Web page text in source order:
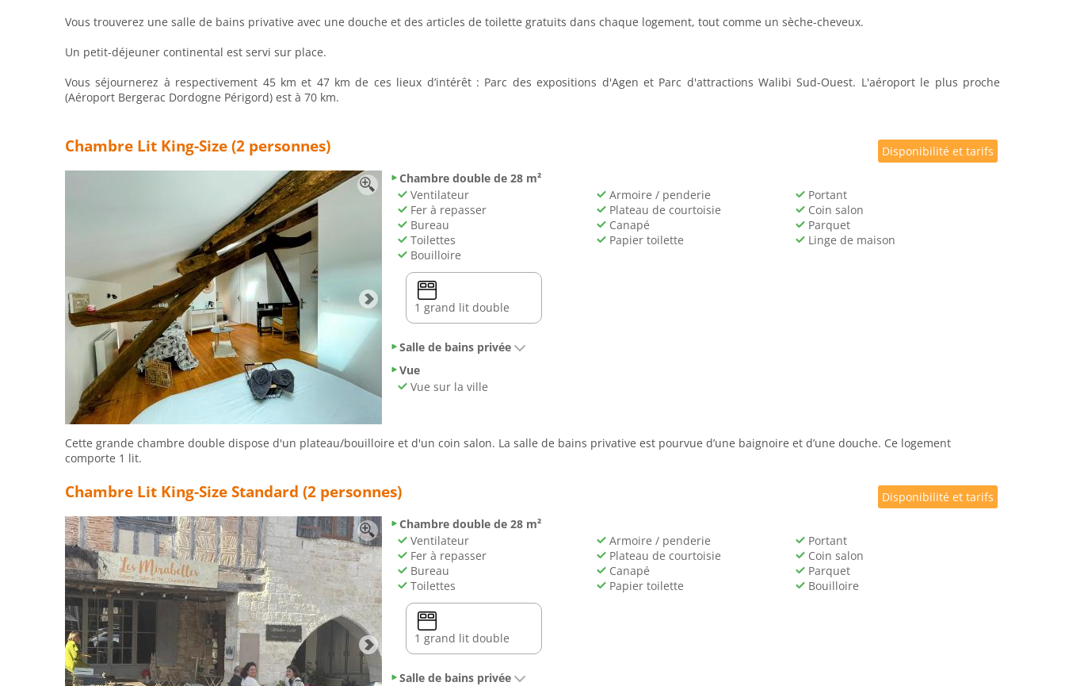
Vous trouverez une salle de bains privative avec une douche et des articles de toilette gratuits dans chaque logement, tout comme un sèche-cheveux.
Un petit-déjeuner continental est servi sur place.
Vous séjournerez à respectivement 45 km et 47 km de ces lieux d’intérêt : Parc des expositions d'Agen et Parc d'attractions Walibi Sud-Ouest. L'aéroport le plus proche
(Aéroport Bergerac Dordogne Périgord) est à 70 km.
Chambre Lit King-Size (2 personnes)
Chambre double de 28 m²
Ventilateur
Armoire / penderie
Portant
Fer à repasser
Plateau de courtoisie
Coin salon
Bureau
Canapé
Parquet
Toilettes
Papier toilette
Linge de maison
Bouilloire
1 grand lit double
Salle de bains privée
Vue
Vue sur la ville
Cette grande chambre double dispose d'un plateau/bouilloire et d'un coin salon. La salle de bains privative est pourvue d’une baignoire et d’une douche. Ce logement
comporte 1 lit.
Disponibilité et tarifs
Chambre Lit King-Size Standard (2 personnes)
Chambre double de 28 m²
Ventilateur
Armoire / penderie
Portant
Fer à repasser
Plateau de courtoisie
Coin salon
Bureau
Canapé
Parquet
Toilettes
Papier toilette Bouilloire
1 grand lit double
Salle de bains privée
Disponibilité et tarifs